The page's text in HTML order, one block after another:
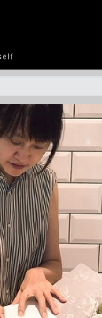
觀點專欄
焦點企劃
社會企業
認識我們